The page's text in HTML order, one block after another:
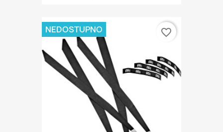
NEDOSTUPNO favorite_border